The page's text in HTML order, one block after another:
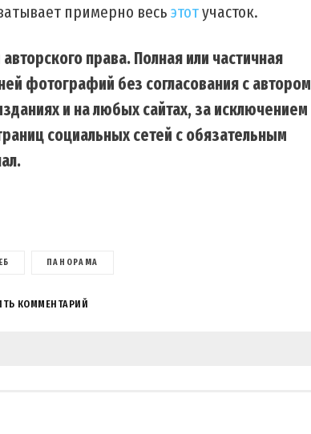
примерно весьэтотучасток.
права. Полная или частичная
фотографий без согласования с автором
и на любых сайтах, за исключением
социальных сетей с обязательным
ПАНОРАМА
КОММЕНТАРИЙ